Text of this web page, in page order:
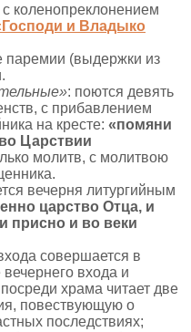
с коленопреклонением
и Владыко
паремии (выдержки из
: поются девять
с прибавлением
на кресте: «помяни
Царствии
молитв, с молитвою
вечерня литургийным
царство Отца, и
присно и во веки
совершается в
входа и
посреди храма читает две
повествующую о
последствиях;